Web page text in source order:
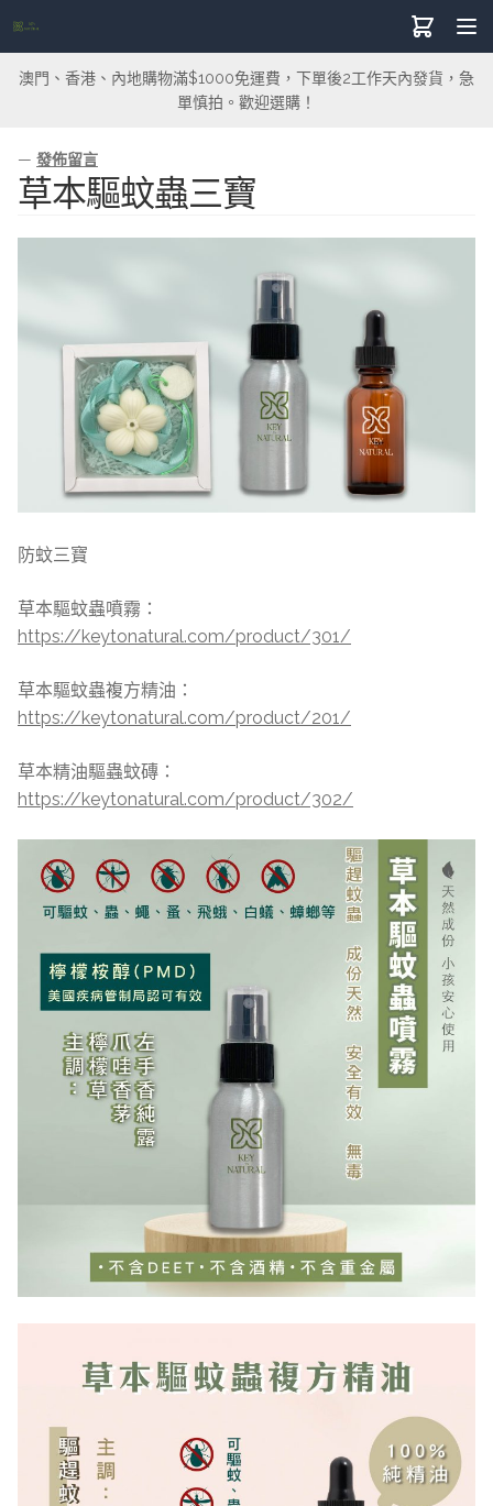
澳門、香港、內地購物滿$1000免運費，下單後2工作天內發貨，急
單慎拍。歡迎選購！
— 發佈留言
草本驅蚊蟲三寶
防蚊三寶
草本驅蚊蟲噴霧：
https://keytonatural.com/product/301/
草本驅蚊蟲複方精油：
https://keytonatural.com/product/201/
草本精油驅蟲蚊磚：
https://keytonatural.com/product/302/